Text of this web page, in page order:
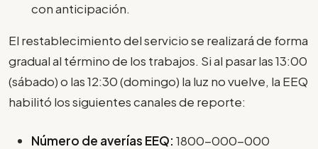
con anticipación.
El restablecimiento del servicio se realizará de forma
gradual al término de los trabajos. Si al pasar las 13:00
(sábado) o las 12:30 (domingo) la luz no vuelve, la EEQ
habilitó los siguientes canales de reporte:
Número de averías EEQ: 1800-000-000